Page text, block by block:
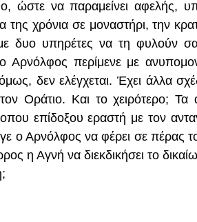
ώστε να παραμείνει αφελής,
χρόνια σε μοναστήρι, την
δυο υπηρέτες να τη φυλούν
περίμενε με
δεν ελέγχεται. Έχει άλλα
Οράτιο. Και το χειρότερο; Τα
επίδοξου εραστή με τον
ο Αρνόλφος να φέρει σε πέρας
η Αγνή να διεκδικήσει το